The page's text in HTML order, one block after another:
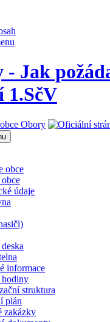
Jak
1.SčV
obce
údaje
informace
struktura
plán
zakázky